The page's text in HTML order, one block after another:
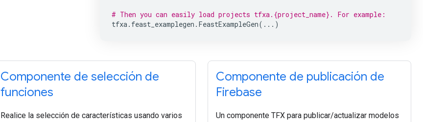
# Then you can easily load projects tfxa.{project_name}. For example:
tfxa. feast_examplegen . FeastExampleGen( ... )
Componente de selección de
funciones
Realice la selección de características usando varios
Componente de publicación de
Firebase
Un componente TFX para publicar/actualizar modelos